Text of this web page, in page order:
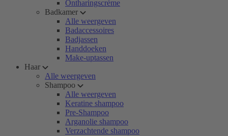
Ontharingscrème
Badkamer
Alle weergeven
Badaccessoires
Badjassen
Handdoeken
Make-uptassen
Haar
Alle weergeven
Shampoo
Alle weergeven
Keratine shampoo
Pre-Shampoo
Arganolie shampoo
Verzachtende shampoo